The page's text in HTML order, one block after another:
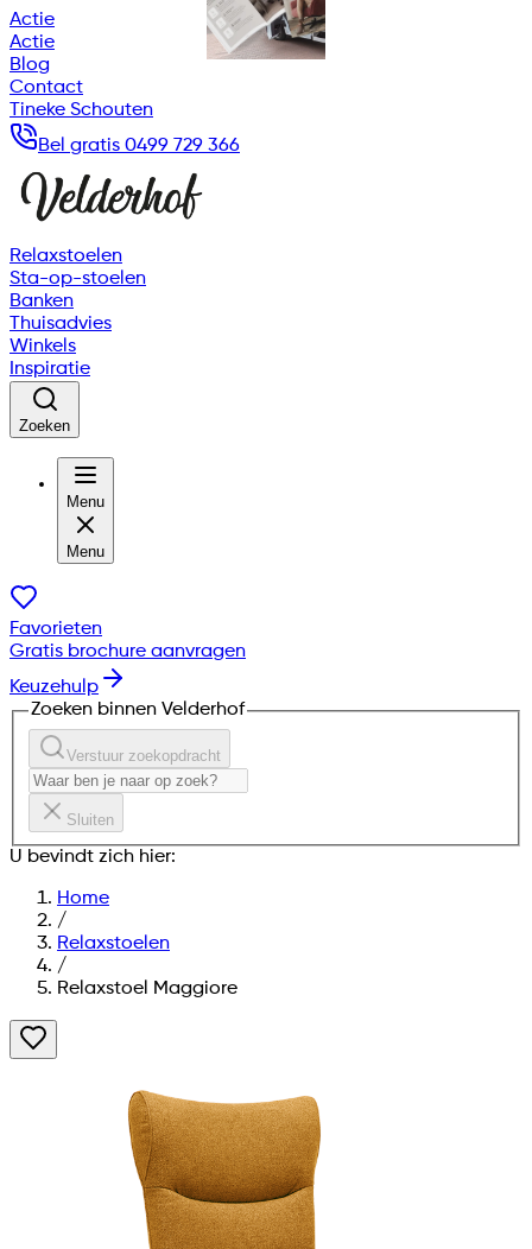
Actie
Actie
Blog
Contact
Tineke Schouten
Bel gratis 0499 729 366
Relaxstoelen
Sta-op-stoelen
Banken
Thuisadvies
Winkels
Inspiratie
Zoeken
Menu
Menu
Favorieten
Gratis brochure aanvragen
Keuzehulp
Zoeken binnen Velderhof
Verstuur zoekopdracht
Sluiten
U bevindt zich hier:
Home
/
Relaxstoelen
/
Relaxstoel Maggiore